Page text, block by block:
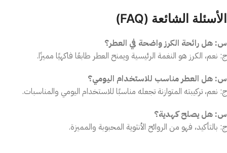
الأسئلة الشائعة (FAQ)
س: هل رائحة الكرز واضحة في العطر؟
ج: نعم، الكرز هو النغمة الرئيسية ويمنح العطر طابعًا فاكهيًا مميزًا.
س: هل العطر مناسب للاستخدام اليومي؟
ج: نعم، تركيبته المتوازنة تجعله مناسبًا للاستخدام اليومي والمناسبات.
س: هل يصلح كهدية؟
ج: بالتأكيد، فهو من الروائح الأنثوية المحبوبة والمميزة.